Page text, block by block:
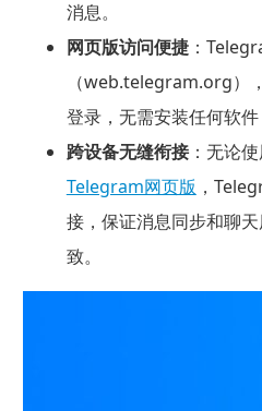
消息。
网页版访问便捷：
（web.telegram.org）
登录，无需安装任何软件
跨设备无缝衔接：无论使
Telegram网页版 ，
接，保证消息同步和聊
致。